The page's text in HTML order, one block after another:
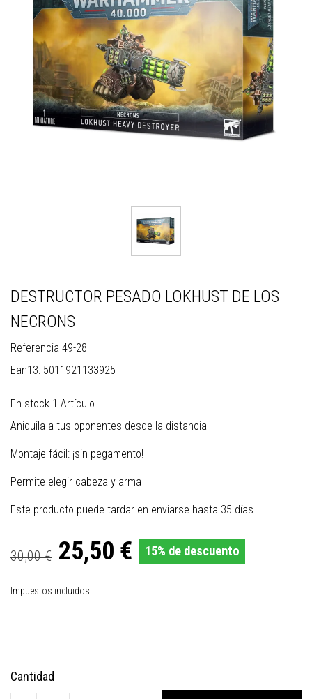
DESTRUCTOR PESADO LOKHUST DE LOS
NECRONS
Referencia 49-28
Ean13: 5011921133925
En stock 1 Artículo
Aniquila a tus oponentes desde la distancia
Montaje fácil: ¡sin pegamento!
Permite elegir cabeza y arma
Este producto puede tardar en enviarse hasta 35 días.
30,00 € 25,50 € 15% de descuento
Impuestos incluidos
Cantidad